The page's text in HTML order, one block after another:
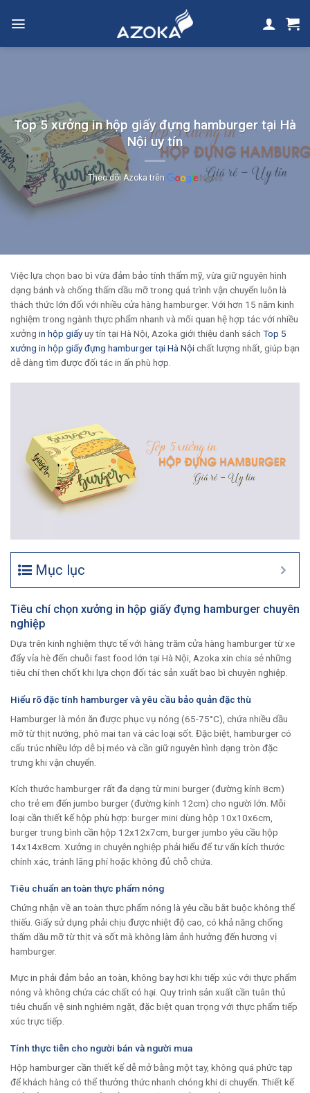
Top 5 xưởng in hộp giấy đựng hamburger tại Hà
Nội uy tín
Theo dõi Azoka trên
Việc lựa chọn bao bì vừa đảm bảo tính thẩm mỹ, vừa giữ nguyên hình
dạng bánh và chống thấm dầu mỡ trong quá trình vận chuyển luôn là
thách thức lớn đối với nhiều cửa hàng hamburger. Với hơn 15 năm kinh
nghiệm trong ngành thực phẩm nhanh và mối quan hệ hợp tác với nhiều
xưởng in hộp giấyuy tín tại Hà Nội, Azoka giới thiệu danh sách Top 5
xưởng in hộp giấy đựng hamburger tại Hà Nộichất lượng nhất, giúp bạn
dễ dàng tìm được đối tác in ấn phù hợp.
Mục lục
Tiêu chí chọn xưởng in hộp giấy đựng hamburger chuyên
nghiệp
Dựa trên kinh nghiệm thực tế với hàng trăm cửa hàng hamburger từ xe
đẩy vỉa hè đến chuỗi fast food lớn tại Hà Nội, Azoka xin chia sẻ những
tiêu chí then chốt khi lựa chọn đối tác sản xuất bao bì chuyên nghiệp.
Hiểu rõ đặc tính hamburger và yêu cầu bảo quản đặc thù
Hamburger là món ăn được phục vụ nóng (65-75°C), chứa nhiều dầu
mỡ từ thịt nướng, phô mai tan và các loại sốt. Đặc biệt, hamburger có
cấu trúc nhiều lớp dễ bị méo và cần giữ nguyên hình dạng tròn đặc
trưng khi vận chuyển.
Kích thước hamburger rất đa dạng từ mini burger (đường kính 8cm)
cho trẻ em đến jumbo burger (đường kính 12cm) cho người lớn. Mỗi
loại cần thiết kế hộp phù hợp: burger mini dùng hộp 10x10x6cm,
burger trung bình cần hộp 12x12x7cm, burger jumbo yêu cầu hộp
14x14x8cm. Xưởng in chuyên nghiệp phải hiểu để tư vấn kích thước
chính xác, tránh lãng phí hoặc không đủ chỗ chứa.
Tiêu chuẩn an toàn thực phẩm nóng
Chứng nhận về an toàn thực phẩm nóng là yêu cầu bắt buộc không thể
thiếu. Giấy sử dụng phải chịu được nhiệt độ cao, có khả năng chống
thấm dầu mỡ từ thịt và sốt mà không làm ảnh hưởng đến hương vị
hamburger.
Mực in phải đảm bảo an toàn, không bay hơi khi tiếp xúc với thực phẩm
nóng và không chứa các chất có hại. Quy trình sản xuất cần tuân thủ
tiêu chuẩn vệ sinh nghiêm ngặt, đặc biệt quan trọng với thực phẩm tiếp
xúc trực tiếp.
Tính thực tiễn cho người bán và người mua
Hộp hamburger cần thiết kế dễ mở bằng một tay, không quá phức tạp
để khách hàng có thể thưởng thức nhanh chóng khi di chuyển. Thiết kế